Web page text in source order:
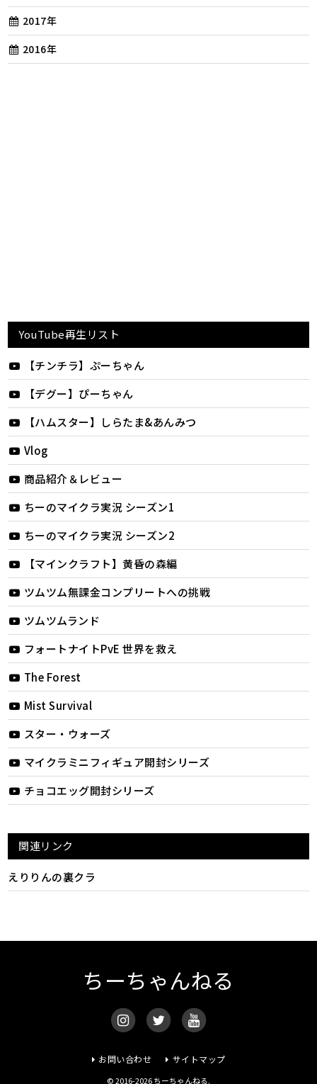
2017年
2016年
YouTube再生リスト
【チンチラ】ぷーちゃん
【デグー】ぴーちゃん
【ハムスター】しらたま&あんみつ
Vlog
商品紹介＆レビュー
ちーのマイクラ実況 シーズン1
ちーのマイクラ実況 シーズン2
【マインクラフト】黄昏の森編
ツムツム無課金コンプリートへの挑戦
ツムツムランド
フォートナイトPvE 世界を救え
The Forest
Mist Survival
スター・ウォーズ
マイクラミニフィギュア開封シリーズ
チョコエッグ開封シリーズ
関連リンク
えりりんの裏クラ
ちーちゃんねる
お問い合わせ サイトマップ
© 2016-2026 ちーちゃんねる.